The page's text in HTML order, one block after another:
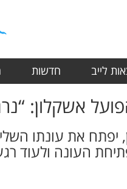
לייב חדשות
אשקלון: